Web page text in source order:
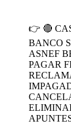
👉 🔴
BANCO
ASNEF
PAGAR